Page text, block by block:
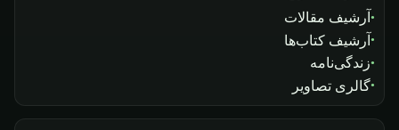
آرشیف مقالات
آرشیف کتاب‌ها
زندگی‌نامه
گالری تصاویر